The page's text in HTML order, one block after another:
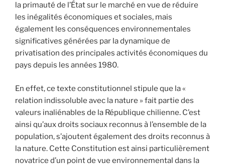
la primauté de l’État sur le marché en vue de réduire
les inégalités économiques et sociales, mais
également les conséquences environnementales
significatives générées par la dynamique de
privatisation des principales activités économiques du
pays depuis les années 1980.
En effet, ce texte constitutionnel stipule que la «
relation indissoluble avec la nature » fait partie des
valeurs inaliénables de la République chilienne. C’est
ainsi qu’aux droits sociaux reconnus à l’ensemble de la
population, s’ajoutent également des droits reconnus à
la nature. Cette Constitution est ainsi particulièrement
novatrice d’un point de vue environnemental dans la